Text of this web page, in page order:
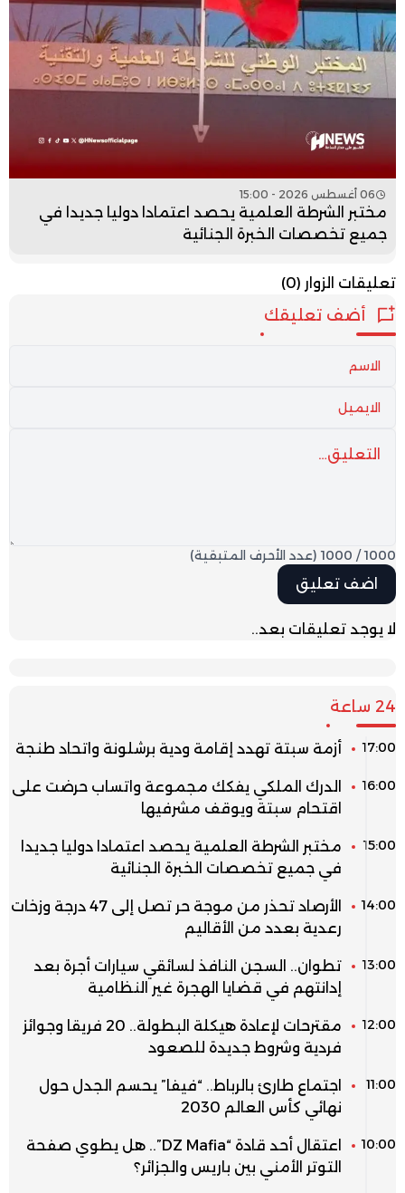
06 أغسطس 2026 - 15:00
مختبر الشرطة العلمية يحصد اعتمادا دوليا جديدا في
جميع تخصصات الخبرة الجنائية
تعليقات الزوار (0)
أضف تعليقك
1000
/
1000 (عدد الأحرف المتبقية)
لا يوجد تعليقات بعد..
24 ساعة
17:00 أزمة سبتة تهدد إقامة ودية برشلونة واتحاد طنجة
16:00
الدرك الملكي يفكك مجموعة واتساب حرضت على
اقتحام سبتة ويوقف مشرفيها
15:00
مختبر الشرطة العلمية يحصد اعتمادا دوليا جديدا
في جميع تخصصات الخبرة الجنائية
14:00
الأرصاد تحذر من موجة حر تصل إلى 47 درجة وزخات
رعدية بعدد من الأقاليم
13:00
تطوان.. السجن النافذ لسائقي سيارات أجرة بعد
إدانتهم في قضايا الهجرة غير النظامية
12:00
مقترحات لإعادة هيكلة البطولة.. 20 فريقا وجوائز
فردية وشروط جديدة للصعود
11:00
اجتماع طارئ بالرباط.. “فيفا” يحسم الجدل حول
نهائي كأس العالم 2030
10:00
اعتقال أحد قادة “DZ Mafia”.. هل يطوي صفحة
التوتر الأمني بين باريس والجزائر؟